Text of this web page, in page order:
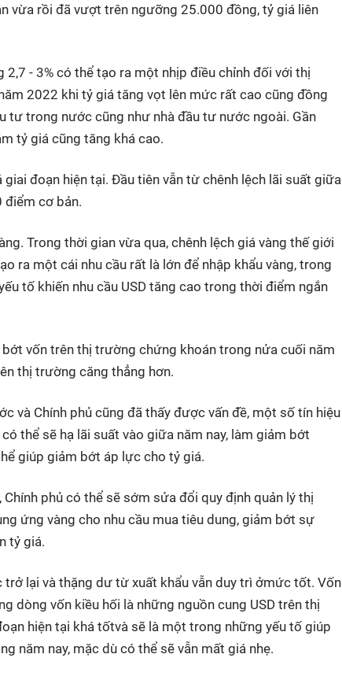
vừa rồi đã vượt trên ngưỡng 25.000 đồng, tỷ giá liên
- 3% có thể tạo ra một nhịp điều chỉnh đối với thị
2022 khi tỷ giá tăng vọt lên mức rất cao cũng đồng
tư trong nước cũng như nhà đầu tư nước ngoài. Gần
tỷ giá cũng tăng khá cao.
đoạn hiện tại. Đầu tiên vẫn từ chênh lệch lãi suất giữa
điểm cơ bản.
Trong thời gian vừa qua, chênh lệch giá vàng thế giới
ra một cái nhu cầu rất là lớn để nhập khẩu vàng, trong
tố khiến nhu cầu USD tăng cao trong thời điểm ngắn
vốn trên thị trường chứng khoán trong nửa cuối năm
thị trường căng thẳng hơn.
và Chính phủ cũng đã thấy được vấn đề, một số tín hiệu
thể sẽ hạ lãi suất vào giữa năm nay, làm giảm bớt
giúp giảm bớt áp lực cho tỷ giá.
phủ có thể sẽ sớm sửa đổi quy định quản lý thị
ứng vàng cho nhu cầu mua tiêu dung, giảm bớt sự
tỷ giá.
lại và thặng dư từ xuất khẩu vẫn duy trì ởmức tốt. Vốn
dòng vốn kiều hối là những nguồn cung USD trên thị
hiện tại khá tốtvà sẽ là một trong những yếu tố giúp
năm nay, mặc dù có thể sẽ vẫn mất giá nhẹ.